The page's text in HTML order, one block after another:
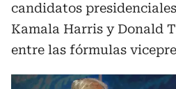
candidatos
Kamala Harris y Donald
entre las fórmulas